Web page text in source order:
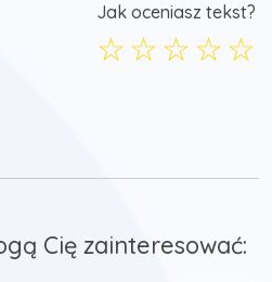
Jak oceniasz tekst?
☆
☆
☆
☆
☆
Cię zainteresować: